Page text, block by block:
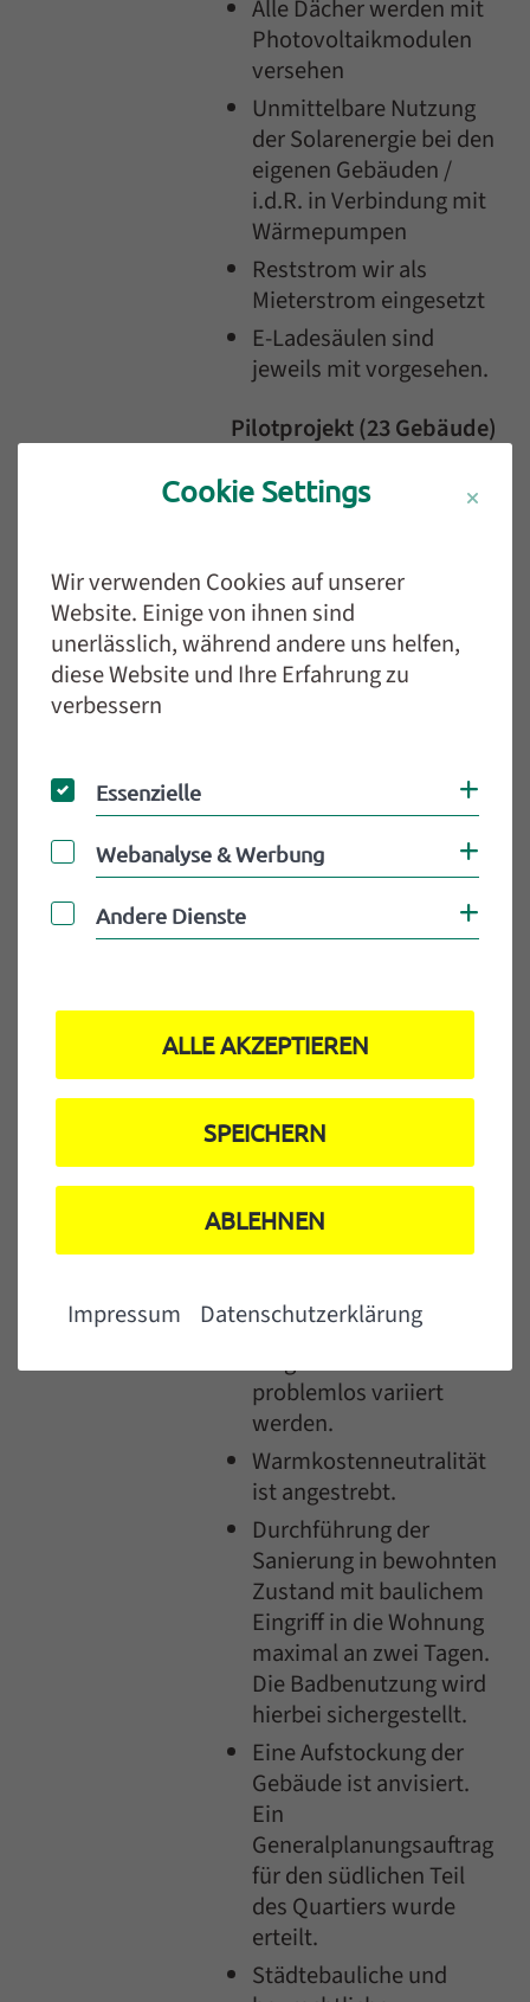
Alle Dächer werden mit
Photovoltaikmodulen
versehen
Unmittelbare Nutzung
der Solarenergie bei den
eigenen Gebäuden /
i.d.R. in Verbindung mit
Wärmepumpen
Reststrom wir als
Mieterstrom eingesetzt
E-Ladesäulen sind
jeweils mit vorgesehen.
Pilotprojekt (23 Gebäude)
Bis Ende Oktober soll
beschrieben weitgehend
abgeschlossen sein.
Die
Lieferbeeinträchtigunge
Alternativkonzepte zu
kritischen Anlagenteilen
entwickelt.
bestätigt, wird das
modulare
Sanierungskonzept
flächendeckend in
steigende Stückzahlen
und
gkeiten skaliert.
modulares System
handelt, kann die
Eingriffstiefe
problemlos variiert
werden.
Warmkostenneutralität
ist angestrebt.
Durchführung der
Sanierung in bewohnten
Zustand mit baulichem
Eingriff in die Wohnung
maximal an zwei Tagen.
Die Badbenutzung wird
hierbei sichergestellt.
Eine Aufstockung der
Gebäude ist anvisiert.
Ein
Generalplanungsauftrag
für den südlichen Teil
des Quartiers wurde
erteilt.
Städtebauliche und
Cookie Settings
Wir verwenden Cookies auf unserer
Website. Einige von ihnen sind
unerlässlich, während andere uns helfen,
diese Website und Ihre Erfahrung zu
verbessern
Essenzielle
Essenzielle
Webanalyse & Werbung
Webanalyse & Werbung
Andere Dienste
Andere Dienste
ALLE AKZEPTIEREN
SPEICHERN
ABLEHNEN
Impressum Datenschutzerklärung